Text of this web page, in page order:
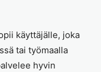
käyttäjälle, joka
tai työmaalla
hyvin